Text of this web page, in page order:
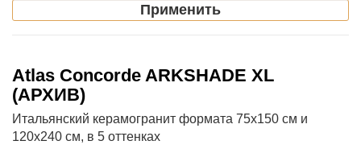
Применить
Atlas Concorde ARKSHADE XL
(АРХИВ)
Итальянский керамогранит формата 75х150 см и
120х240 см, в 5 оттенках